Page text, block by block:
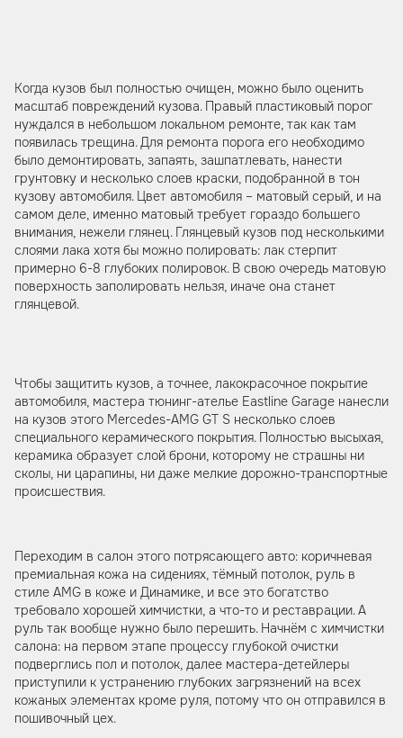
Когда кузов был полностью очищен, можно было оценить
масштаб повреждений кузова. Правый пластиковый порог
нуждался в небольшом локальном ремонте, так как там
появилась трещина. Для ремонта порога его необходимо
было демонтировать, запаять, зашпатлевать, нанести
грунтовку и несколько слоев краски, подобранной в тон
кузову автомобиля. Цвет автомобиля – матовый серый, и на
самом деле, именно матовый требует гораздо большего
внимания, нежели глянец. Глянцевый кузов под несколькими
слоями лака хотя бы можно полировать: лак стерпит
примерно 6-8 глубоких полировок. В свою очередь матовую
поверхность заполировать нельзя, иначе она станет
глянцевой.
Чтобы защитить кузов, а точнее, лакокрасочное покрытие
автомобиля, мастера тюнинг-ателье Eastline Garage нанесли
на кузов этого Mercedes-AMG GT S несколько слоев
специального керамического покрытия. Полностью высыхая,
керамика образует слой брони, которому не страшны ни
сколы, ни царапины, ни даже мелкие дорожно-транспортные
происшествия.
Переходим в салон этого потрясающего авто: коричневая
премиальная кожа на сидениях, тёмный потолок, руль в
стиле AMG в коже и Динамике, и все это богатство
требовало хорошей химчистки, а что-то и реставрации. А
руль так вообще нужно было перешить. Начнём с химчистки
салона: на первом этапе процессу глубокой очистки
подверглись пол и потолок, далее мастера-детейлеры
приступили к устранению глубоких загрязнений на всех
кожаных элементах кроме руля, потому что он отправился в
пошивочный цех.